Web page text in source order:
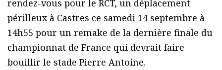
rendez-vous pour le RCT, un déplacement
périlleux à Castres ce samedi 14 septembre à
14h55 pour un remake de la dernière finale du
championnat de France qui devrait faire
bouillir le stade Pierre Antoine.